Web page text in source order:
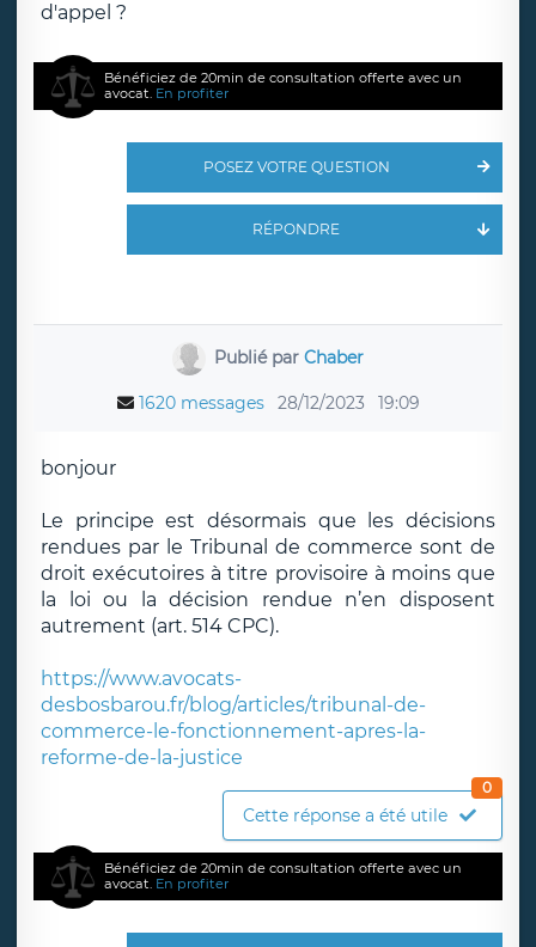
d'appel ?
Bénéficiez de 20min de consultation offerte avec un
avocat. En profiter
POSEZ VOTRE QUESTION
RÉPONDRE
Publié parChaber
1620 messages 28/12/2023 19:09
bonjour
Le principe est désormais que les décisions
rendues par le Tribunal de commerce sont de
droit exécutoires à titre provisoire à moins que
la loi ou la décision rendue n’en disposent
autrement (art. 514 CPC).
https://www.avocats-
desbosbarou.fr/blog/articles/tribunal-de-
commerce-le-fonctionnement-apres-la-
reforme-de-la-justice
Cette réponse a été utile
0
Bénéficiez de 20min de consultation offerte avec un
avocat. En profiter